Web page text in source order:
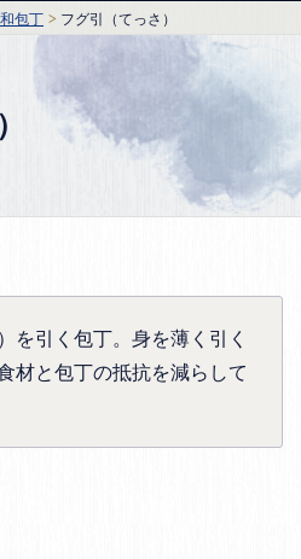
和包丁 フグ引（てっさ）
を引く包丁。身を薄く引く
材と包丁の抵抗を減らして